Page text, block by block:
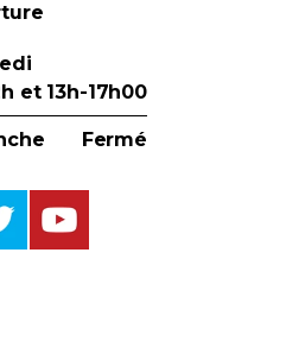
et 13h-17h00
Fermé